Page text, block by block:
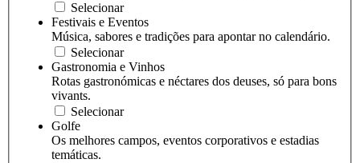
Selecionar
Festivais e Eventos
Música, sabores e tradições para apontar no calendário.
Selecionar
Gastronomia e Vinhos
Rotas gastronómicas e néctares dos deuses, só para bons
vivants.
Selecionar
Golfe
Os melhores campos, eventos corporativos e estadias
temáticas.